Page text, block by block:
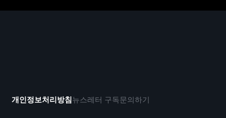
개인정보처리방침뉴스레터 구독문의하기